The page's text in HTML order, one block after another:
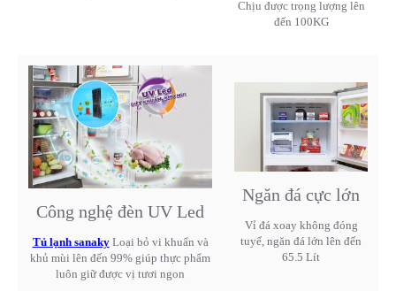
Chịu được trọng lượng lên
đến 100KG
Công nghệ đèn UV Led
Tủ lạnh sanakyLoại bỏ vi khuẩn và
khủ mùi lên đến 99% giúp thực phẩm
luôn giữ được vị tươi ngon
Ngăn đá cực lớn
Vỉ đá xoay không đóng
tuyế, ngăn đá lớn lên đến
65.5 Lít